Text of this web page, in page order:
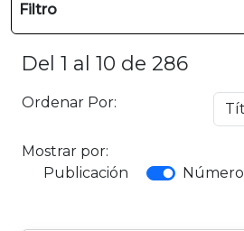
Filtro
Del 1 al 10 de 286
Ordenar Por:
Mostrar por:
Publicación
Número